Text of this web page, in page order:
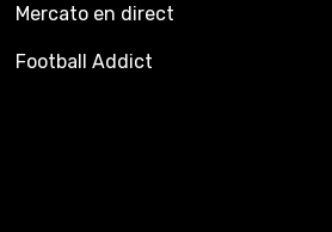
Mercato en direct
Football Addict